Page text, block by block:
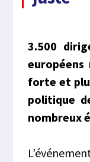
3.500
forte et
politique
nombreux